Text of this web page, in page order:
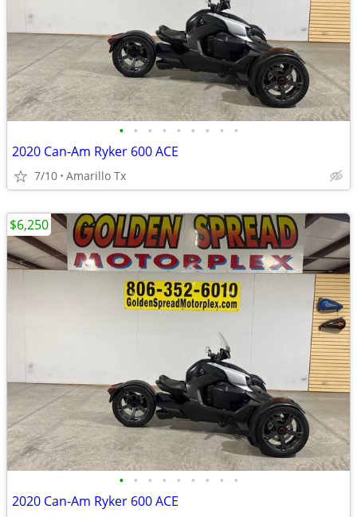
• • • • • • • • •
2020 Can-Am Ryker 600 ACE
7/10 Amarillo Tx
• • • • • • • • •
2020 Can-Am Ryker 600 ACE
$6,250